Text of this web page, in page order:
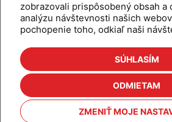
zobrazovali prispôsobený obsah a
analýzu návštevnosti našich
pochopenie toho, odkiaľ naši
SÚHLASÍM
ODMIETAM
ZMENIŤ MOJE
Domov
Produkty
Aktuality
Odber
Kalkulačky
Cenníky
Na stiahnutie
Kontakt